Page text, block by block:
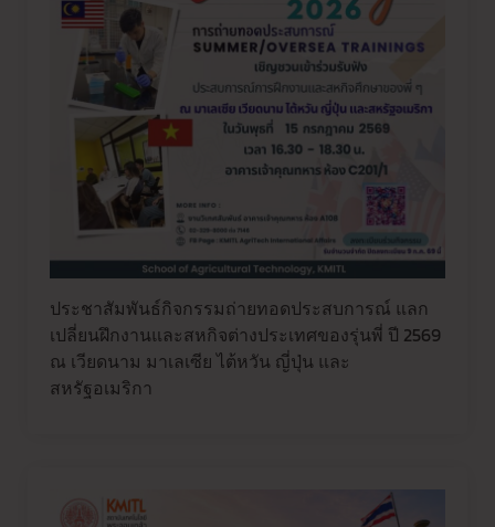
ประชาสัมพันธ์กิจกรรมถ่ายทอดประสบการณ์ แลก
เปลี่ยนฝึกงานและสหกิจต่างประเทศของรุ่นพี่ ปี 2569
ณ เวียดนาม มาเลเซีย ไต้หวัน ญี่ปุ่น และ
สหรัฐอเมริกา